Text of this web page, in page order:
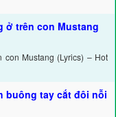
ở trên con Mustang
Mustang (Lyrics) – Hot
buông tay cắt đôi nỗi